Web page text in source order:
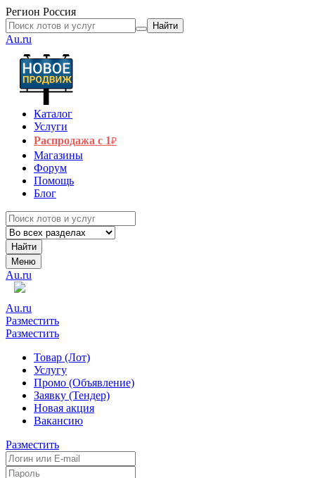
Регион Россия
Найти
Au.ru
Каталог
Услуги
Распродажа с 1₽
Магазины
Форум
Помощь
Блог
Найти
Меню
Au.ru
Au.ru
Разместить
Разместить
Товар (Лот)
Услугу
Промо (Объявление)
Заявку (Тендер)
Новая акция
Вакансию
Разместить